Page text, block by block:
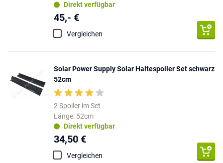
Direkt verfügbar
45,- €
Vergleichen
Solar Power Supply Solar Haltespoiler Set schwarz
52cm
2 Spoiler im Set
Länge: 52cm
Direkt verfügbar
34,50 €
Vergleichen